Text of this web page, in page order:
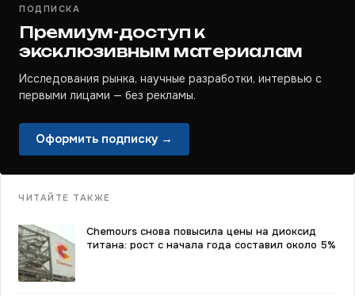
ПОДПИСКА
Премиум-доступ к
эксклюзивным материалам
Исследования рынка, научные разработки, интервью с
первыми лицами — без рекламы.
Оформить подписку →
ЧИТАЙТЕ ТАКЖЕ
Chemours снова повысила цены на диоксид
титана: рост с начала года составил около 5%